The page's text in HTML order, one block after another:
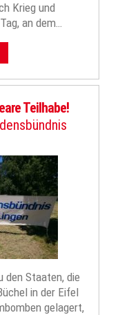
Krieg und
an dem…
Teilhabe!
den Staaten, die
in der Eifel
gelagert,